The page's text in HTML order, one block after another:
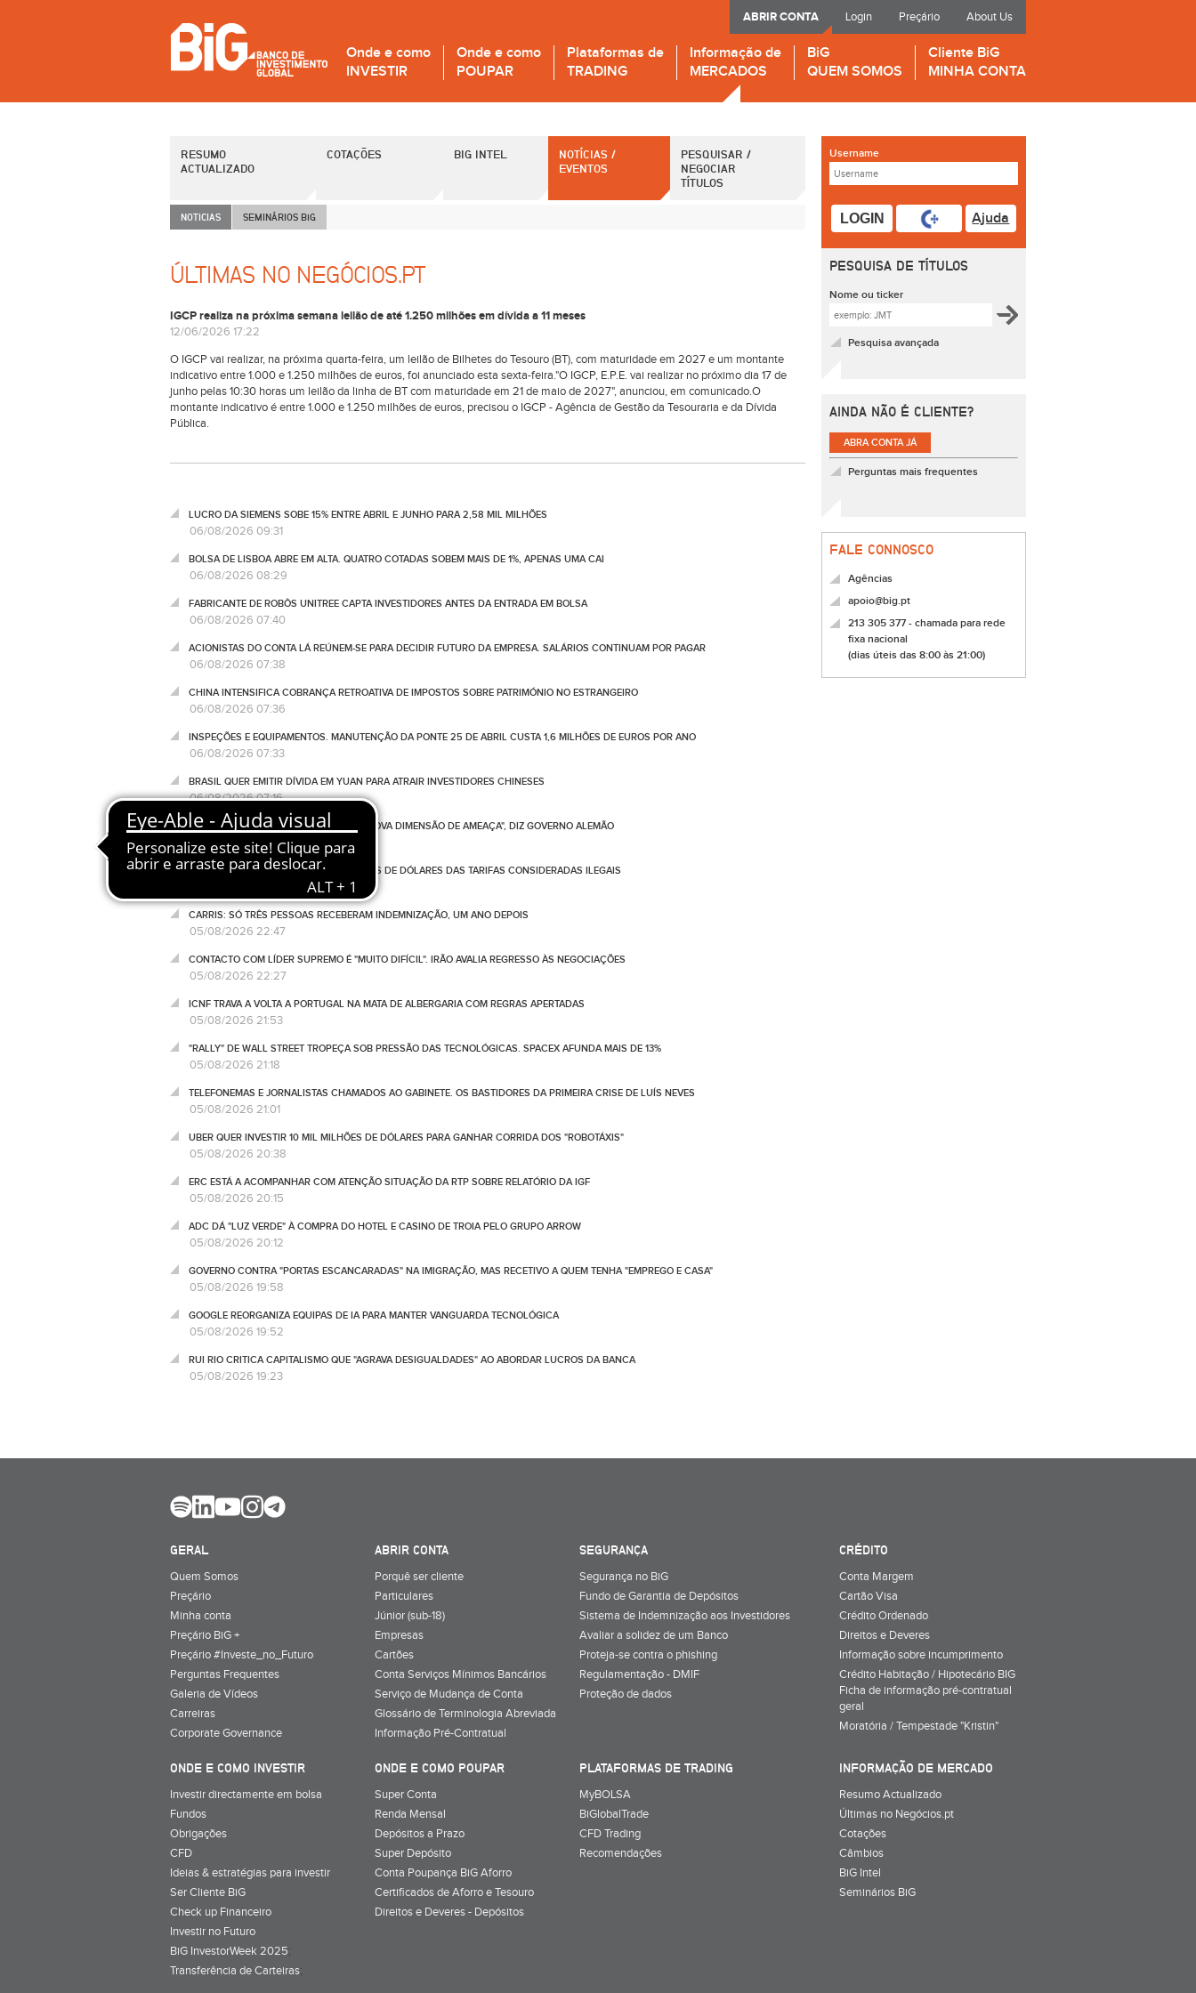
Login Preçário About Us
ABRIR CONTA
Onde e como
INVESTIR
Onde e como
POUPAR
Plataformas de
TRADING
Informação de
MERCADOS
BiG
QUEM SOMOS
Cliente BiG
MINHA CONTA
RESUMO
ACTUALIZADO
COTAÇÕES BIG INTEL
NOTÍCIAS /
EVENTOS
PESQUISAR /
NEGOCIAR
TÍTULOS
NOTICIAS SEMINÁRIOS BiG
ÚLTIMAS NO NEGÓCIOS.PT
IGCP realiza na próxima semana leilão de até 1.250 milhões em dívida a 11 meses
12/06/2026 17:22
O IGCP vai realizar, na próxima quarta-feira, um leilão de Bilhetes do Tesouro (BT), com maturidade em 2027 e um montante
indicativo entre 1.000 e 1.250 milhões de euros, foi anunciado esta sexta-feira."O IGCP, E.P.E. vai realizar no próximo dia 17 de
junho pelas 10:30 horas um leilão da linha de BT com maturidade em 21 de maio de 2027", anunciou, em comunicado.O
montante indicativo é entre 1.000 e 1.250 milhões de euros, precisou o IGCP - Agência de Gestão da Tesouraria e da Dívida
Pública.
LUCRO DA SIEMENS SOBE 15% ENTRE ABRIL E JUNHO PARA 2,58 MIL MILHÕES
06/08/2026 09:31
BOLSA DE LISBOA ABRE EM ALTA. QUATRO COTADAS SOBEM MAIS DE 1%, APENAS UMA CAI
06/08/2026 08:29
FABRICANTE DE ROBÔS UNITREE CAPTA INVESTIDORES ANTES DA ENTRADA EM BOLSA
06/08/2026 07:40
ACIONISTAS DO CONTA LÁ REÚNEM-SE PARA DECIDIR FUTURO DA EMPRESA. SALÁRIOS CONTINUAM POR PAGAR
06/08/2026 07:38
CHINA INTENSIFICA COBRANÇA RETROATIVA DE IMPOSTOS SOBRE PATRIMÓNIO NO ESTRANGEIRO
06/08/2026 07:36
INSPEÇÕES E EQUIPAMENTOS. MANUTENÇÃO DA PONTE 25 DE ABRIL CUSTA 1,6 MILHÕES DE EUROS POR ANO
06/08/2026 07:33
BRASIL QUER EMITIR DÍVIDA EM YUAN PARA ATRAIR INVESTIDORES CHINESES
06/08/2026 07:16
INCIDENTE COM DRONE EM LEIPZIG É "NOVA DIMENSÃO DE AMEAÇA", DIZ GOVERNO ALEMÃO
05/08/2026 23:15
EUA JÁ REEMBOLSARAM 100 MIL MILHÕES DE DÓLARES DAS TARIFAS CONSIDERADAS ILEGAIS
CARRIS: SÓ TRÊS PESSOAS RECEBERAM INDEMNIZAÇÃO, UM ANO DEPOIS
05/08/2026 22:47
CONTACTO COM LÍDER SUPREMO É "MUITO DIFÍCIL". IRÃO AVALIA REGRESSO ÀS NEGOCIAÇÕES
05/08/2026 22:27
ICNF TRAVA A VOLTA A PORTUGAL NA MATA DE ALBERGARIA COM REGRAS APERTADAS
05/08/2026 21:53
"RALLY" DE WALL STREET TROPEÇA SOB PRESSÃO DAS TECNOLÓGICAS. SPACEX AFUNDA MAIS DE 13%
05/08/2026 21:18
TELEFONEMAS E JORNALISTAS CHAMADOS AO GABINETE. OS BASTIDORES DA PRIMEIRA CRISE DE LUÍS NEVES
05/08/2026 21:01
UBER QUER INVESTIR 10 MIL MILHÕES DE DÓLARES PARA GANHAR CORRIDA DOS "ROBOTÁXIS"
05/08/2026 20:38
ERC ESTÁ A ACOMPANHAR COM ATENÇÃO SITUAÇÃO DA RTP SOBRE RELATÓRIO DA IGF
05/08/2026 20:15
ADC DÁ "LUZ VERDE" À COMPRA DO HOTEL E CASINO DE TROIA PELO GRUPO ARROW
05/08/2026 20:12
GOVERNO CONTRA "PORTAS ESCANCARADAS" NA IMIGRAÇÃO, MAS RECETIVO A QUEM TENHA "EMPREGO E CASA"
05/08/2026 19:58
GOOGLE REORGANIZA EQUIPAS DE IA PARA MANTER VANGUARDA TECNOLÓGICA
05/08/2026 19:52
RUI RIO CRITICA CAPITALISMO QUE "AGRAVA DESIGUALDADES" AO ABORDAR LUCROS DA BANCA
05/08/2026 19:23
Username
LOGIN Ajuda
PESQUISA DE TÍTULOS
Nome ou ticker
Pesquisa avançada
AINDA NÃO É CLIENTE?
ABRA CONTA JÁ
Perguntas mais frequentes
FALE CONNOSCO
Agências
apoio@big.pt
213 305 377 - chamada para rede
fixa nacional
(dias úteis das 8:00 às 21:00)
GERAL
Quem Somos
Preçário
Minha conta
Preçário BiG +
Preçário #Investe_no_Futuro
Perguntas Frequentes
Galeria de Vídeos
Carreiras
Corporate Governance
ABRIR CONTA
Porquê ser cliente
Particulares
Júnior (sub-18)
Empresas
Cartões
Conta Serviços Mínimos Bancários
Serviço de Mudança de Conta
Glossário de Terminologia Abreviada
Informação Pré-Contratual
SEGURANÇA
Segurança no BiG
Fundo de Garantia de Depósitos
Sistema de Indemnização aos Investidores
Avaliar a solidez de um Banco
Proteja-se contra o phishing
Regulamentação - DMIF
Proteção de dados
CRÉDITO
Conta Margem
Cartão Visa
Crédito Ordenado
Direitos e Deveres
Informação sobre incumprimento
Crédito Habitação / Hipotecário BIG
Ficha de informação pré-contratual
geral
Moratória / Tempestade "Kristin"
ONDE E COMO INVESTIR
Investir directamente em bolsa
Fundos
Obrigações
CFD
Ideias & estratégias para investir
Ser Cliente BiG
Check up Financeiro
Investir no Futuro
BiG InvestorWeek 2025;
Transferência de Carteiras;
ONDE E COMO POUPAR
Super Conta
Renda Mensal
Depósitos a Prazo
Super Depósito
Conta Poupança BiG Aforro
Certificados de Aforro e Tesouro
Direitos e Deveres - Depósitos
PLATAFORMAS DE TRADING
MyBOLSA
BiGlobalTrade
CFD Trading
Recomendações
INFORMAÇÃO DE MERCADO
Resumo Actualizado
Últimas no Negócios.pt
Cotações
Câmbios
BiG Intel
Seminários BiG